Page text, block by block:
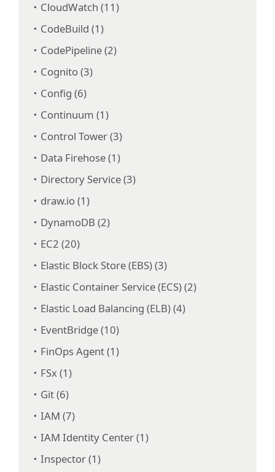
CloudWatch (11)
CodeBuild (1)
CodePipeline (2)
Cognito (3)
Config (6)
Continuum (1)
Control Tower (3)
Data Firehose (1)
Directory Service (3)
draw.io (1)
DynamoDB (2)
EC2 (20)
Elastic Block Store (EBS) (3)
Elastic Container Service (ECS) (2)
Elastic Load Balancing (ELB) (4)
EventBridge (10)
FinOps Agent (1)
FSx (1)
Git (6)
IAM (7)
IAM Identity Center (1)
Inspector (1)